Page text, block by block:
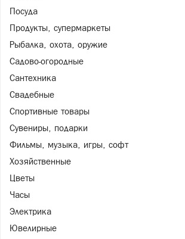
Посуда
Продукты, супермаркеты
Рыбалка, охота, оружие
Садово-огородные
Сантехника
Свадебные
Спортивные товары
Сувениры, подарки
Фильмы, музыка, игры, софт
Хозяйственные
Цветы
Часы
Электрика
Ювелирные